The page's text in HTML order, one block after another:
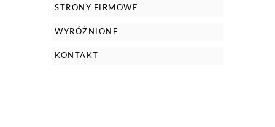
STRONY FIRMOWE
WYRÓŻNIONE
KONTAKT